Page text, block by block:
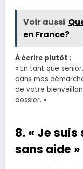
Voir aussi
en France?
À écrire plutôt :
« En tant que
dans mes
de votre
dossier. »
8. « Je
sans aide »